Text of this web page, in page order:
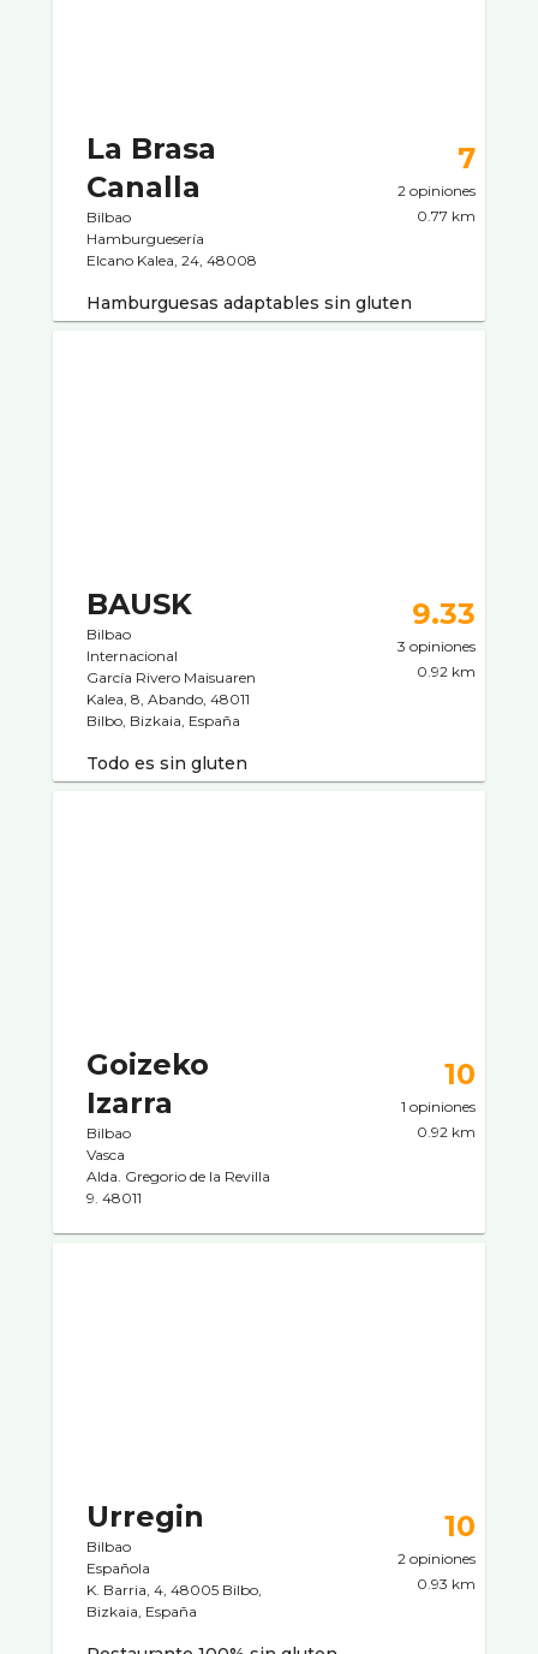
La Brasa
Canalla
Bilbao
Hamburgueserí­a
Elcano Kalea, 24, 48008
7
2 opiniones
0.77 km
Hamburguesas adaptables sin gluten
BAUSK
Bilbao
Internacional
García Rivero Maisuaren
Kalea, 8, Abando, 48011
Bilbo, Bizkaia, España
9.33
3 opiniones
0.92 km
Todo es sin gluten
Goizeko
Izarra
Bilbao
Vasca
Alda. Gregorio de la Revilla
9. 48011
10
1 opiniones
0.92 km
Urregin
Bilbao
Española
K. Barria, 4, 48005 Bilbo,
Bizkaia, España
10
2 opiniones
0.93 km